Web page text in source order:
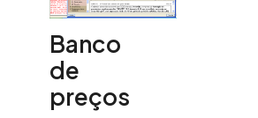
Banco
de
preços